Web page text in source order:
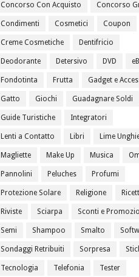
Concorso Con Acquisto Concorso
Condimenti Cosmetici Coupon
Creme Cosmetiche Dentifricio
Deodorante Detersivo DVD
Fondotinta Frutta Gadget e
Gatto Giochi Guadagnare Soldi
Guide Turistiche Integratori
Lenti a Contatto Libri Lime
Magliette Make Up Musica
Pannolini Peluches Profumi
Protezione Solare Religione
Riviste Sciarpa Sconti e
Semi Shampoo Smalto
Sondaggi Retribuiti Sorpresa
Tecnologia Telefonia Tester